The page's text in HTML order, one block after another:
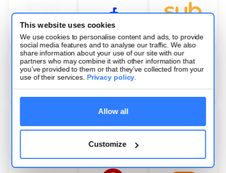
This website uses cookies
We use cookies to personalise content and ads, to provide
social media features and to analyse our traffic. We also
share information about your use of our site with our
partners who may combine it with other information that
you’ve provided to them or that they’ve collected from your
use of their services. Privacy policy.
Allow all
Customize